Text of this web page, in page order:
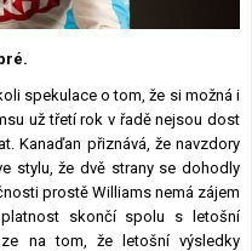
Okruhy F1
spekulace o tom, že si možná i
už třetí rok v řadě nejsou dost
Kanaďan přiznává, že navzdory
stylu, že dvě strany se dohodly
prostě Williams nemá zájem
skončí spolu s letošní
na tom, že letošní výsledky